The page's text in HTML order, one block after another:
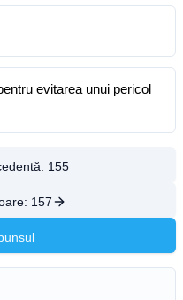
evitarea unui pericol
155
157